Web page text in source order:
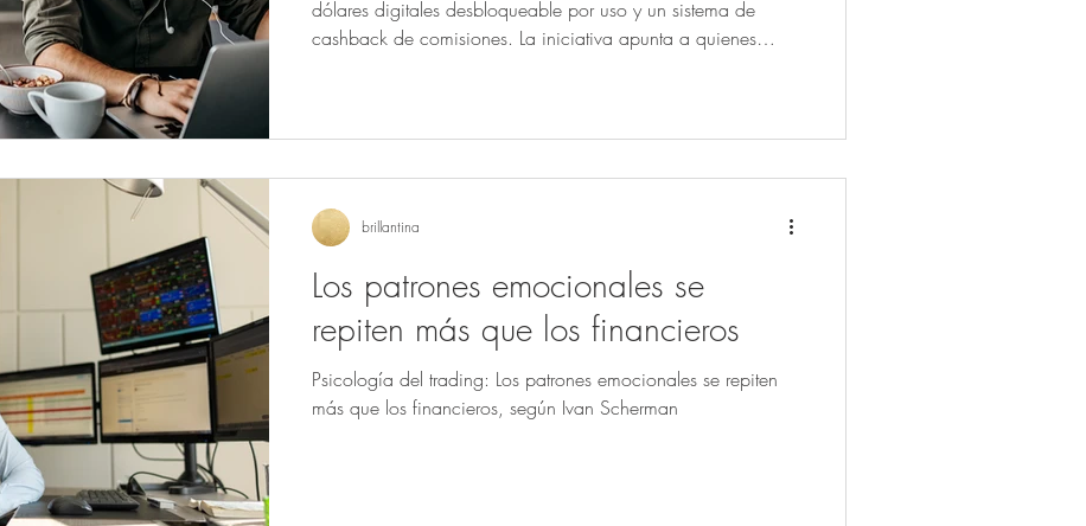
dólares digitales desbloqueable por uso y un sistema de
cashback de comisiones. La iniciativa apunta a quienes
Los patrones emocionales se
repiten más que los financieros
Psicología del trading: Los patrones emocionales se repiten
más que los financieros, según Ivan Scherman
brillantina